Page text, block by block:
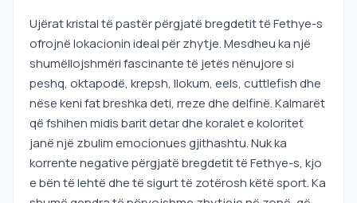
Ujërat kristal të pastër përgjatë bregdetit të Fethye-s
ofrojnë lokacionin ideal për zhytje. Mesdheu ka një
shumëllojshmëri fascinante të jetës nënujore si
peshq, oktapodë, krepsh, llokum, eels, cuttlefish dhe
nëse keni fat breshka deti, rreze dhe delfinë. Kalmarët
që fshihen midis barit detar dhe koralet e koloritet
janë një zbulim emocionues gjithashtu. Nuk ka
korrente negative përgjatë bregdetit të Fethye-s, kjo
e bën të lehtë dhe të sigurt të zotërosh këtë sport. Ka